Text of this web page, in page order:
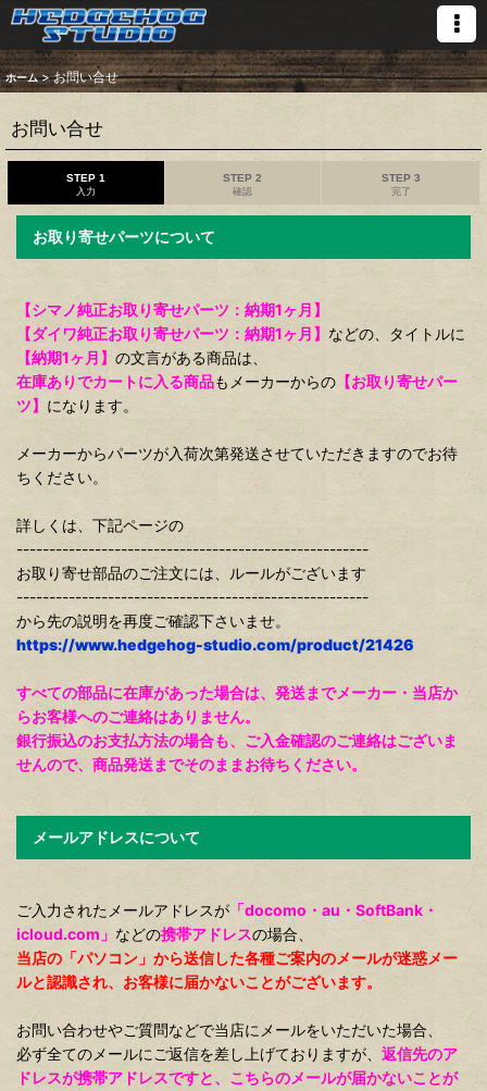
ホーム > お問い合せ
お問い合せ
STEP 1
入力
STEP 2
確認
STEP 3
完了
お取り寄せパーツについて
【シマノ純正お取り寄せパーツ：納期1ヶ月】
【ダイワ純正お取り寄せパーツ：納期1ヶ月】 などの、タイトルに
【納期1ヶ月】 の文言がある商品は、
在庫ありでカートに入る商品もメーカーからの 【お取り寄せパー
ツ】 になります。
メーカーからパーツが入荷次第発送させていただきますのでお待
ちください。
詳しくは、下記ページの
------------------------------------------------------
お取り寄せ部品のご注文には、ルールがございます
------------------------------------------------------
から先の説明を再度ご確認下さいませ。
https://www.hedgehog-studio.com/product/21426
すべての部品に在庫があった場合は、発送までメーカー・当店か
らお客様へのご連絡はありません。
銀行振込のお支払方法の場合も、ご入金確認のご連絡はございま
せんので、商品発送までそのままお待ちください。
メールアドレスについて
ご入力されたメールアドレスが 「docomo・au・SoftBank・
icloud.com」 などの携帯アドレスの場合、
当店の「パソコン」から送信した各種ご案内のメールが迷惑メー
ルと認識され、お客様に届かないことがございます。
お問い合わせやご質問などで当店にメールをいただいた場合、
必ず全てのメールにご返信を差し上げておりますが、 返信先のア
ドレスが携帯アドレスですと、こちらのメールが届かないことが